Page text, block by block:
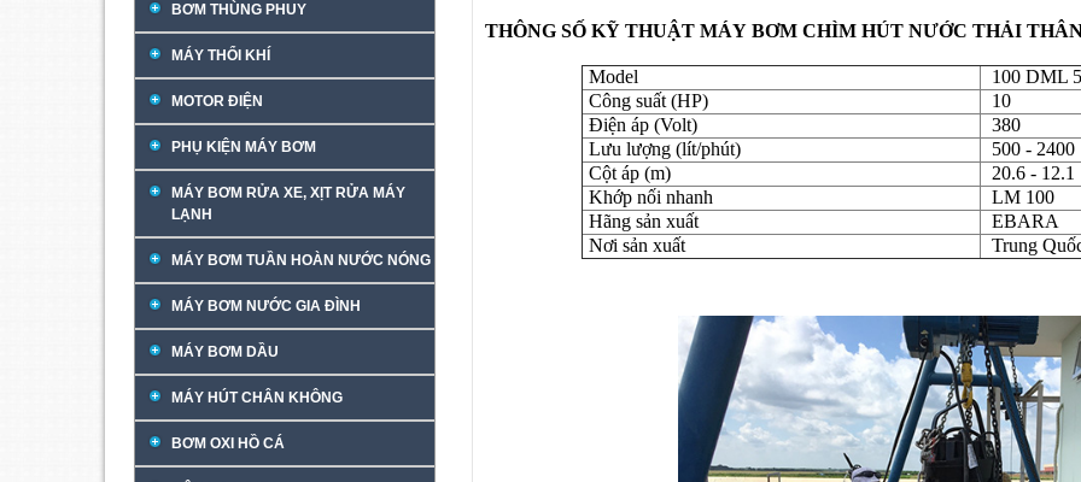
BƠM THÙNG PHUY
MÁY THỔI KHÍ
MOTOR ĐIỆN
PHỤ KIỆN MÁY BƠM
MÁY BƠM RỬA XE, XỊT RỬA MÁY
LẠNH
MÁY BƠM TUẦN HOÀN NƯỚC NÓNG
MÁY BƠM NƯỚC GIA ĐÌNH
MÁY BƠM DẦU
MÁY HÚT CHÂN KHÔNG
BƠM OXI HỒ CÁ
THÔNG SỐ KỸ THUẬT MÁY BƠM CHÌM HÚT NƯỚC THẢI
Model
100 DML
Công suất (HP)
10
Điện áp (Volt)
380
Lưu lượng (lít/phút)
500 - 2400
Cột áp (m)
20.6 - 12.1
Khớp nối nhanh
LM 100
Hãng sản xuất
EBARA
Nơi sản xuất
Trung